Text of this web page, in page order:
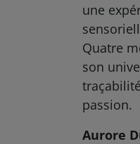
une
Quatre
son
passion.
Aurore